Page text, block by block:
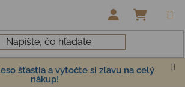
šťastia a vytočte si zľavu na celý
nákup!